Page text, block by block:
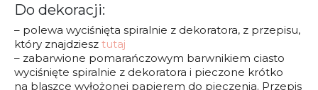
Do dekoracji:
– polewa wyciśnięta spiralnie z dekoratora, z przepisu,
który znajdziesz tutaj
– zabarwione pomarańczowym barwnikiem ciasto
wyciśnięte spiralnie z dekoratora i pieczone krótko
na blaszce wyłożonej papierem do pieczenia. Przepis